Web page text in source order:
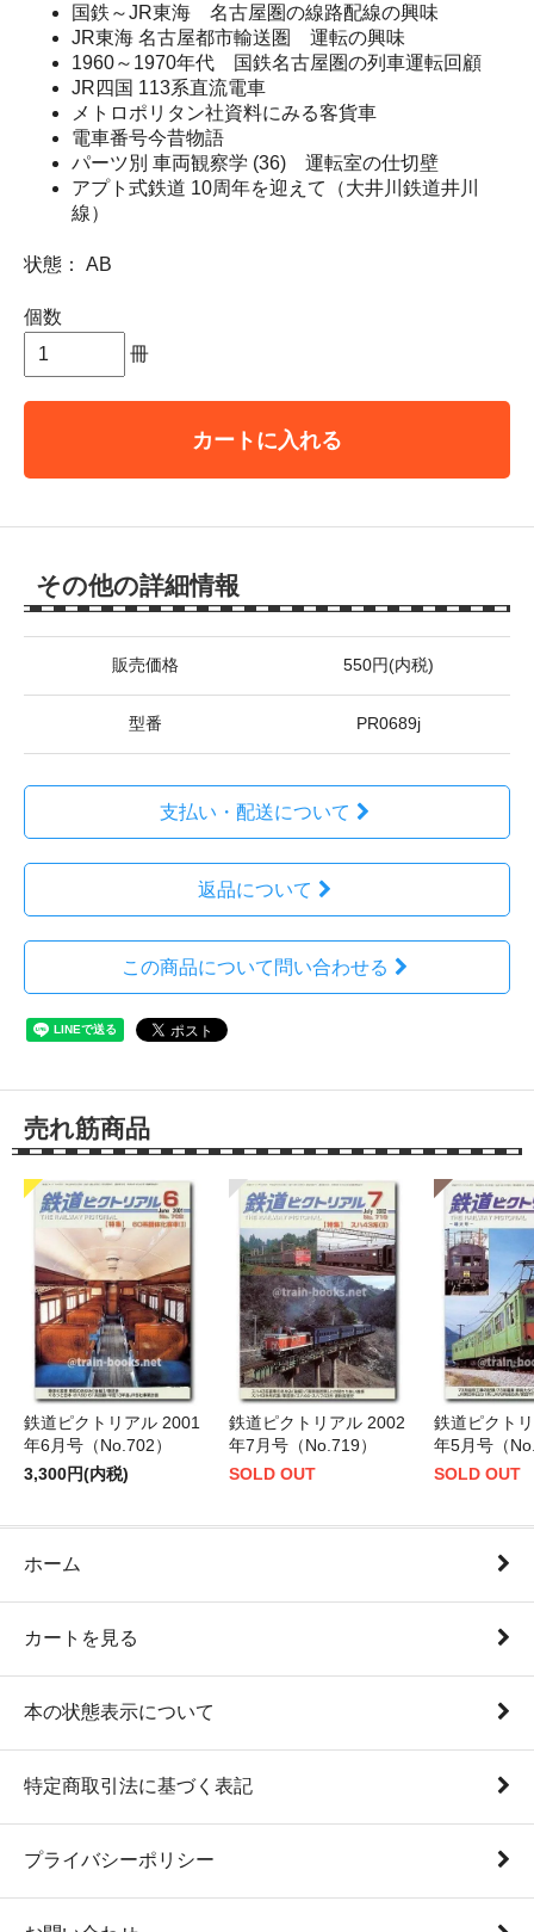
国鉄～JR東海 名古屋圏の線路配線の興味
JR東海 名古屋都市輸送圏 運転の興味
1960～1970年代 国鉄名古屋圏の列車運転回顧
JR四国 113系直流電車
メトロポリタン社資料にみる客貨車
電車番号今昔物語
パーツ別 車両観察学 (36) 運転室の仕切壁
アプト式鉄道 10周年を迎えて（大井川鉄道井川
線）
状態： AB
個数
冊
カートに入れる
その他の詳細情報
販売価格 550円(内税)
型番 PR0689j
支払い・配送について
返品について
この商品について問い合わせる
売れ筋商品
鉄道ピクトリアル 2001
年6月号（No.702）
3,300円(内税)
鉄道ピクトリアル 2002
年7月号（No.719）
SOLD OUT
鉄道ピクト
年5月号（
SOLD OUT
ホーム
カートを見る
本の状態表示について
特定商取引法に基づく表記
プライバシーポリシー